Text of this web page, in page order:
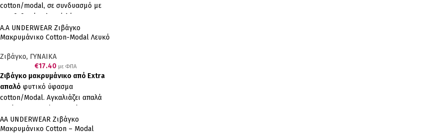
cotton/modal, σε συνδυασμό με
επενδεδυμένο λεπτό λάστιχο για
να μη διαγράφει, έχουμε το τέλειο
αποτέλεσμα. Άνεση, απαλότητα και
τεμαχίων (μπλε, κόκκινο, γκρι)
Ελληνικό Προϊόν Παραγωγής μας
Α.A UNDERWEAR Ζιβάγκο
Μακρυμάνικο Cotton-Modal Λευκό
Ζιβάγκο, ΓΥΝΑΙΚΑ
€17.40 με ΦΠΑ
Ζιβάγκο μακρυμάνικο από Extra
απαλό φυτικό ύφασμα
cotton/Modal. Αγκαλιάζει απαλά
Ανθεκτικό στην καθημερινή χρήση
και στα συχνά πλυσίματα. Λευκό
AA UNDERWEAR Ζιβάγκο
Μακρυμάνικο Cotton – Modal